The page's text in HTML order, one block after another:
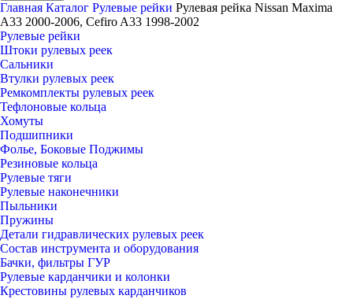
Главная Каталог Рулевые рейки Рулевая рейка Nissan Maxima
A33 2000-2006, Cefiro A33 1998-2002
Рулевые рейки
Штоки рулевых реек
Сальники
Втулки рулевых реек
Ремкомплекты рулевых реек
Тефлоновые кольца
Хомуты
Подшипники
Фолье, Боковые Поджимы
Резиновые кольца
Рулевые тяги
Рулевые наконечники
Пыльники
Пружины
Детали гидравлических рулевых реек
Состав инструмента и оборудования
Бачки, фильтры ГУР
Рулевые карданчики и колонки
Крестовины рулевых карданчиков